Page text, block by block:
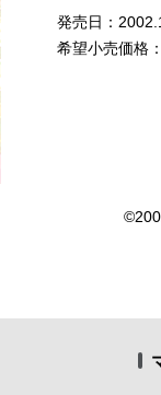
発売日：
希望小売価格